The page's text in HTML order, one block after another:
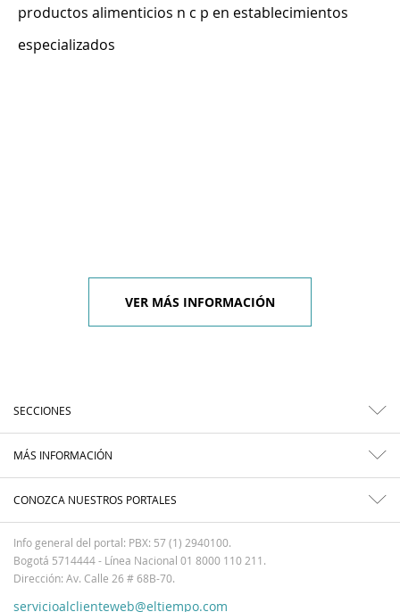
productos alimenticios n c p en establecimientos
especializados
VER MÁS INFORMACIÓN
SECCIONES
MÁS INFORMACIÓN
CONOZCA NUESTROS PORTALES
Info general del portal: PBX: 57 (1) 2940100.
Bogotá 5714444 - Línea Nacional 01 8000 110 211.
Dirección: Av. Calle 26 # 68B-70.
servicioalclienteweb@eltiempo.com